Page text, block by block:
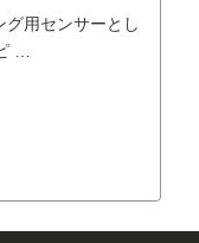
用センサーとし
…